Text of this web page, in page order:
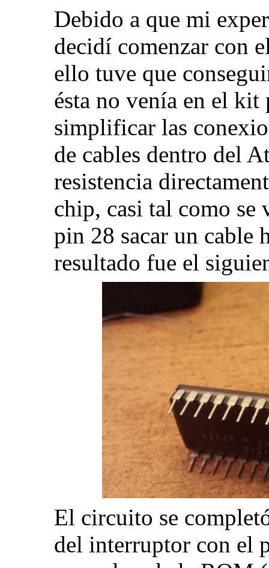
Debido a que mi
decidí comenzar con
ello tuve que
ésta no venía en el kit
simplificar las
de cables dentro del
resistencia
chip, casi tal como se
pin 28 sacar un cable
resultado fue el
El circuito se
del interruptor con el